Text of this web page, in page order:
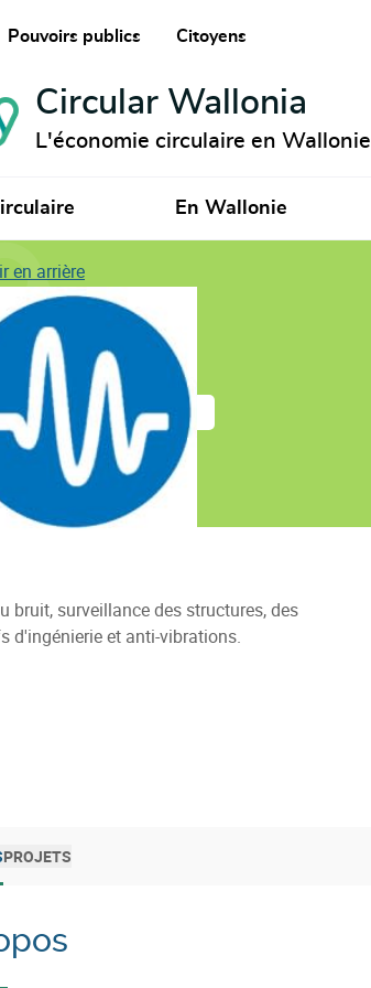
Pouvoirs publics Citoyens
Circular Wallonia
L'économie circulaire en Wallonie
En Wallonie
en arrière
Dynamics
bruit, surveillance des structures, des
d'ingénierie et anti-vibrations.
PROJETS